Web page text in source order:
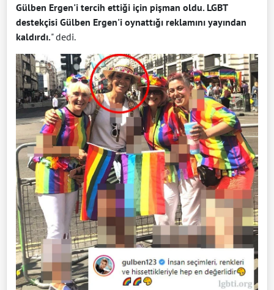
Gülben Ergen'i tercih ettiği için pişman oldu. LGBT
destekçisi Gülben Ergen'i oynattığı reklamını yayından
kaldırdı." dedi.